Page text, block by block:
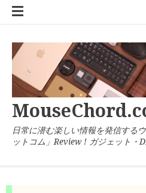
日常に潜む楽しい情報を発信する
ットコム」Review ! ガジェット・